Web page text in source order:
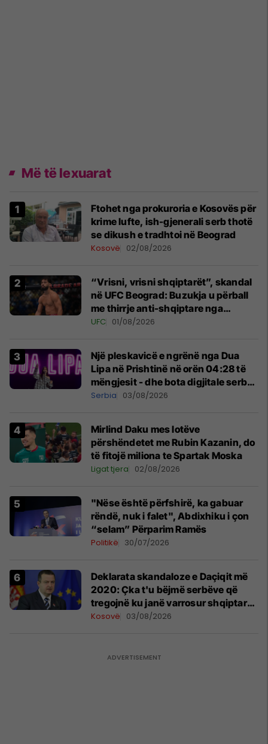
Më të lexuarat
Ftohet nga prokuroria e Kosovës për
krime lufte, ish-gjenerali serb thotë
se dikush e tradhtoi në Beograd
Kosovë 02/08/2026
“Vrisni, vrisni shqiptarët”, skandal
në UFC Beograd: Buzukja u përball
me thirrje anti-shqiptare nga
tribunat
UFC 01/08/2026
Një pleskavicë e ngrënë nga Dua
Lipa në Prishtinë në orën 04:28 të
mëngjesit - dhe bota digjitale serbe
shpall gjendjen e luftës
Serbia 03/08/2026
Mirlind Daku mes lotëve
përshëndetet me Rubin Kazanin, do
të fitojë miliona te Spartak Moska
Ligat tjera 02/08/2026
"Nëse është përfshirë, ka gabuar
rëndë, nuk i falet", Abdixhiku i çon
“selam” Përparim Ramës
Politikë 30/07/2026
​Deklarata skandaloze e Daçiqit më
2020: Çka t'u bëjmë serbëve që
tregojnë ku janë varrosur shqiptarët
në Serbi
Kosovë 03/08/2026